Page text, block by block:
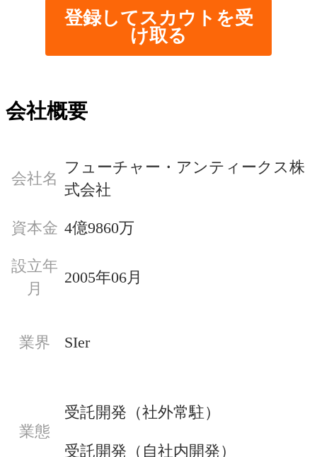
登録してスカウトを受
け取る
会社概要
会社名
フューチャー・アンティークス株
式会社
資本金 4億9860万
設立年
月
2005年06月
業界 SIer
業態
受託開発（社外常駐）
受託開発（自社内開発）